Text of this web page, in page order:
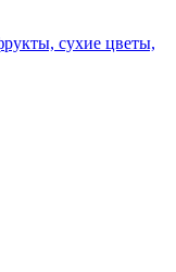
сухие цветы,